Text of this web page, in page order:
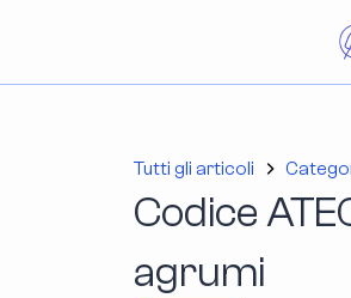
Tutti gli articoli
Codice
agrumi